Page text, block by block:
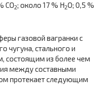
CO2; около 17 % H2O; 0,5 %
газовой вагранки с
чугуна, стального и
состоящим из более чем
между составными
протекает следующим